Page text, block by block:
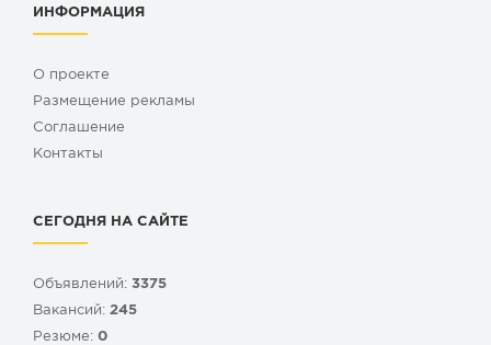
ИНФОРМАЦИЯ
О проекте
Размещение рекламы
Cоглашение
Контакты
СЕГОДНЯ НА САЙТЕ
Объявлений: 3375
Вакансий: 245
Резюме: 0